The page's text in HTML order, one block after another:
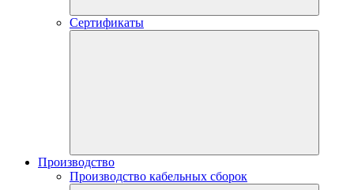
Сертификаты
Производство
Производство кабельных сборок